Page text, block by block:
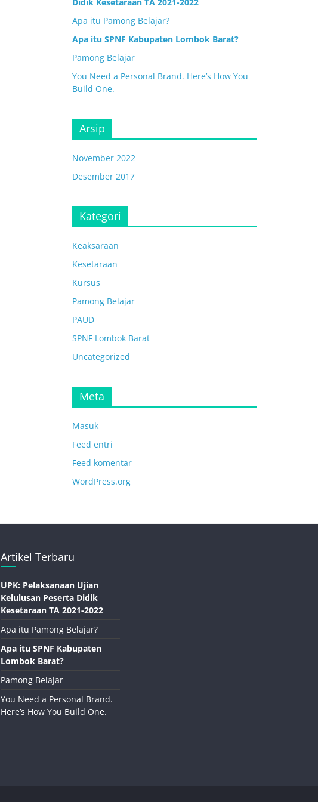
Apa itu Pamong Belajar?
Apa itu SPNF Kabupaten Lombok Barat?
Pamong Belajar
You Need a Personal Brand. Here’s How You
Build One.
Arsip
November 2022
Desember 2017
Kategori
Keaksaraan
Kesetaraan
Kursus
Pamong Belajar
PAUD
SPNF Lombok Barat
Uncategorized
Meta
Masuk
Feed entri
Feed komentar
WordPress.org
Artikel Terbaru
UPK: Pelaksanaan Ujian
Kelulusan Peserta Didik
Kesetaraan TA 2021-2022
Apa itu Pamong Belajar?
Apa itu SPNF Kabupaten
Lombok Barat?
Pamong Belajar
You Need a Personal Brand.
Here’s How You Build One.